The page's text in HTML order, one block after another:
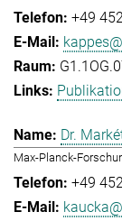
+49
Dr.
Max-Planck-
+49